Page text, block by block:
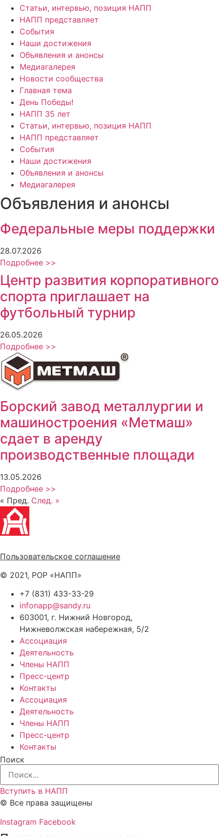
Статьи, интервью, позиция НАПП
НАПП представляет
События
Наши достижения
Объявления и анонсы
Медиагалерея
Новости сообщества
Главная тема
День Победы!
НАПП 35 лет
Статьи, интервью, позиция НАПП
НАПП представляет
События
Наши достижения
Объявления и анонсы
Медиагалерея
Объявления и анонсы
Федеральные меры поддержки
28.07.2026
Подробнее >>
Центр развития корпоративного
спорта приглашает на
футбольный турнир
26.05.2026
Подробнее >>
Борский завод металлургии и
машиностроения «Метмаш»
сдает в аренду
производственные площади
13.05.2026
Подробнее >>
« Пред. След. »
Пользовательское соглашение
© 2021, РОР «НАПП»
+7 (831) 433-33-29
infonapp@sandy.ru
603001, г. Нижний Новгород,
Нижневолжская набережная, 5/2
Ассоциация
Деятельность
Члены НАПП
Пресс-центр
Контакты
Ассоциация
Деятельность
Члены НАПП
Пресс-центр
Контакты
Поиск
Вступить в НАПП
© Все права защищены
Instagram Facebook